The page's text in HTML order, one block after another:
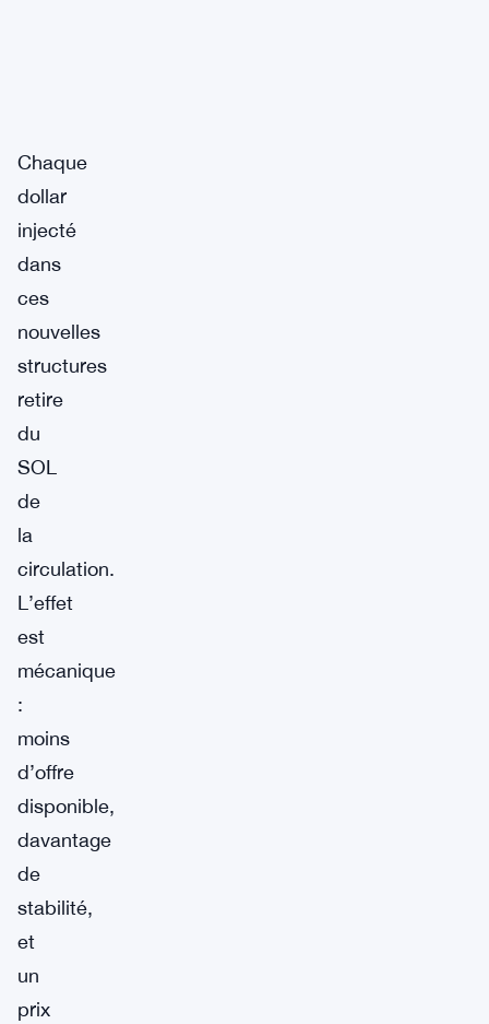
Chaque
dollar
injecté
dans
ces
nouvelles
structures
retire
du
SOL
de
la
circulation.
L’effet
est
mécanique
:
moins
d’offre
disponible,
davantage
de
stabilité,
et
un
prix